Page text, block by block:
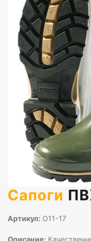
Сапоги
Артикул: О11-17